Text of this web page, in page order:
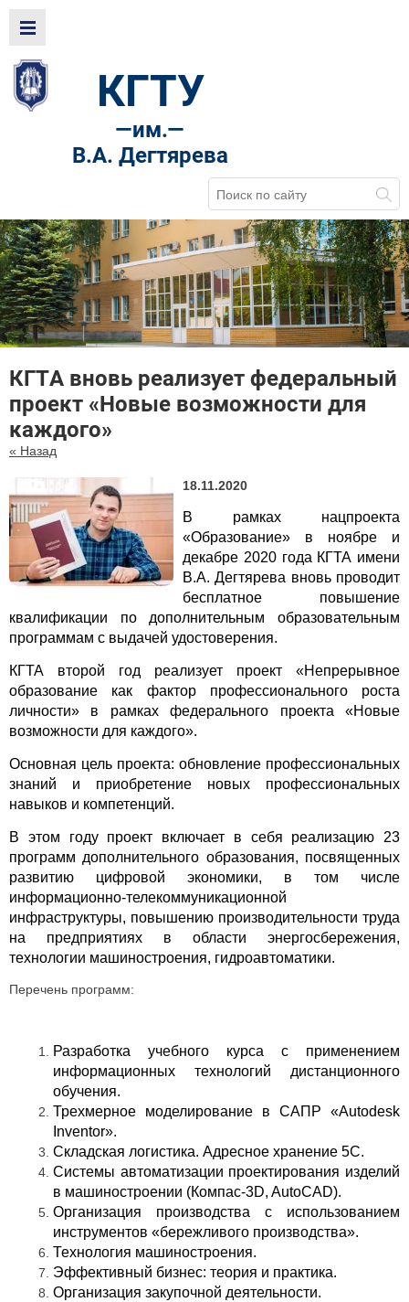
КГТУ
—им.—
В.А. Дегтярева
КГТА вновь реализует федеральный
проект «Новые возможности для
каждого»
« Назад
18.11.2020
В рамках нацпроекта
«Образование» в ноябре и
декабре 2020 года КГТА имени
В.А. Дегтярева вновь проводит
бесплатное повышение
квалификации по дополнительным образовательным
программам с выдачей удостоверения.
КГТА второй год реализует проект «Непрерывное
образование как фактор профессионального роста
личности» в рамках федерального проекта «Новые
возможности для каждого».
Основная цель проекта: обновление профессиональных
знаний и приобретение новых профессиональных
навыков и компетенций.
В этом году проект включает в себя реализацию 23
программ дополнительного образования, посвященных
развитию цифровой экономики, в том числе
информационно-телекоммуникационной
инфраструктуры, повышению производительности труда
на предприятиях в области энергосбережения,
технологии машиностроения, гидроавтоматики.
Перечень программ:
Разработка учебного курса с применением
информационных технологий дистанционного
обучения.
Трехмерное моделирование в САПР «Autodesk
Inventor».
Складская логистика. Адресное хранение 5С.
Системы автоматизации проектирования изделий
в машиностроении (Компас-3D, AutoCAD).
Организация производства с использованием
инструментов «бережливого производства».
Технология машиностроения.
Эффективный бизнес: теория и практика.
Организация закупочной деятельности.